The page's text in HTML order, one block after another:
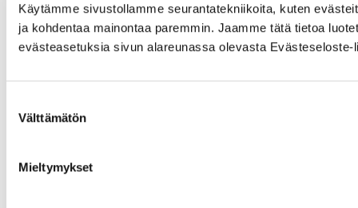
Käytämme sivustollamme seurantatekniikoita, kuten
ja kohdentaa mainontaa paremmin. Jaamme tätä tietoa
evästeasetuksia sivun alareunassa olevasta Evästeseloste-
valinta
Välttämätön
Mieltymykset